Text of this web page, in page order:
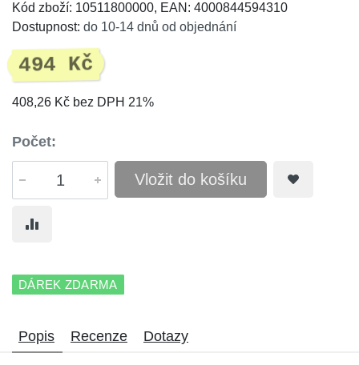
Kód zboží: 10511800000, EAN: 4000844594310
Dostupnost: do 10-14 dnů od objednání
494 Kč
408,26 Kč bez DPH 21%
Počet:
Vložit do košíku
DÁREK ZDARMA
Popis Recenze Dotazy